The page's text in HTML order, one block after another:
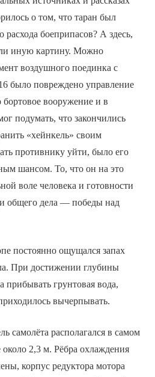
о том, что таран был
расхода боеприпасов? А здесь,
иную картину. Можно
воздушного поединка с
было повреждено управление
вооружение и в
подумать, что закончились
«хейнкель» своим
противнику уйти, было его
шансом. То, что он на это
воле человека и готовности
общего дела — победы над
постоянно ощущался запах
При достижении глубины
прибывать грунтовая вода,
вычерпывать.
самолёта располагался в самом
около 2,3 м. Рёбра охлаждения
корпус редуктора мотора